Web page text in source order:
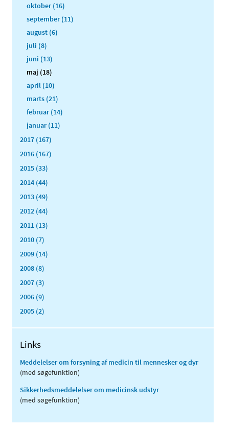
oktober (16)
september (11)
august (6)
juli (8)
juni (13)
maj (18)
april (10)
marts (21)
februar (14)
januar (11)
2017 (167)
2016 (167)
2015 (33)
2014 (44)
2013 (49)
2012 (44)
2011 (13)
2010 (7)
2009 (14)
2008 (8)
2007 (3)
2006 (9)
2005 (2)
Links
Meddelelser om forsyning af medicin til mennesker og dyr
(med søgefunktion)
Sikkerhedsmeddelelser om medicinsk udstyr
(med søgefunktion)